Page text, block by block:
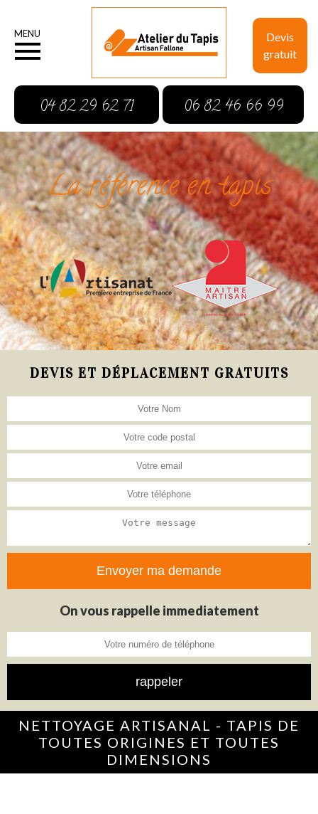
Devis
gratuit
MENU
04 82 29 62 71 06 82 46 66 99
La référence en tapis
DEVIS ET DÉPLACEMENT GRATUITS
On vous rappelle immediatement
NETTOYAGE ARTISANAL - TAPIS DE
TOUTES ORIGINES ET TOUTES
DIMENSIONS